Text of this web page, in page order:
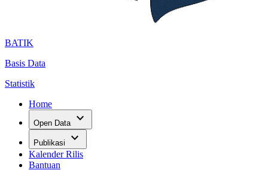
BATIK
Basis Data
Statistik
Home
Open Data expand_more
Publikasi expand_more
Kalender Rilis
Bantuan